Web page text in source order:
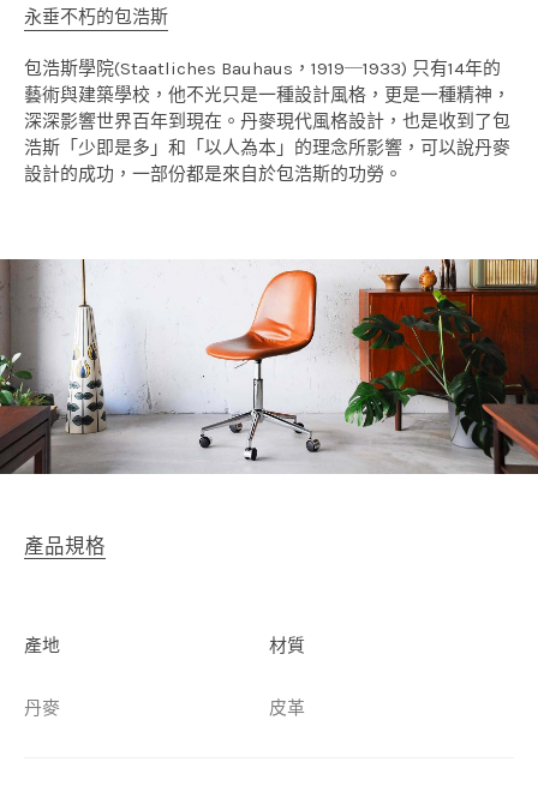
永垂不朽的包浩斯
包浩斯學院(Staatliches Bauhaus，1919─1933) 只有14年的
藝術與建築學校，他不光只是一種設計風格，更是一種精神，
深深影響世界百年到現在。丹麥現代風格設計，也是收到了包
浩斯「少即是多」和「以人為本」的理念所影響，可以說丹麥
設計的成功，一部份都是來自於包浩斯的功勞。
產品規格
產地
丹麥
材質
皮革